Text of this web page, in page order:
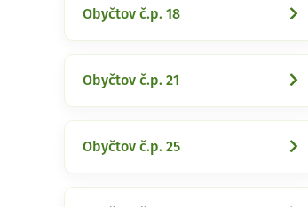
Obyčtov č.p. 18
Obyčtov č.p. 21
Obyčtov č.p. 25